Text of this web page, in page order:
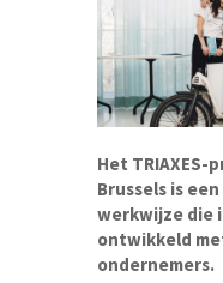
Het TRIAXES-
Brussels is
werkwijze die
ontwikkeld
ondernemers.